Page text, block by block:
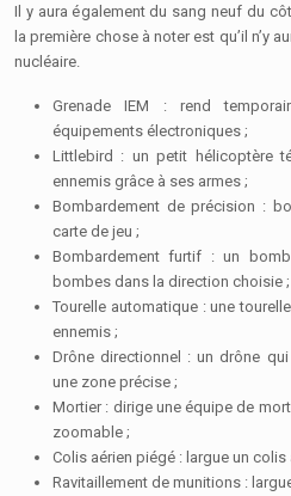
Il y aura également du sang neuf du
la première chose à noter est qu’il n’y
nucléaire.
Grenade IEM : rend
équipements électroniques ;
Littlebird : un petit hélicoptère
ennemis grâce à ses armes ;
Bombardement de précision :
carte de jeu ;
Bombardement furtif : un
bombes dans la direction choisie ;
Tourelle automatique : une
ennemis ;
Drône directionnel : un drône
une zone précise ;
Mortier : dirige une équipe de
zoomable ;
Colis aérien piégé : largue un colis
Ravitaillement de munitions :